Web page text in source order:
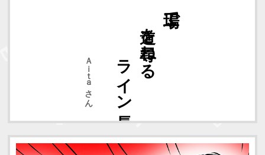
工場で
道を尋ねる
ライン長
Ａｉｔａさん